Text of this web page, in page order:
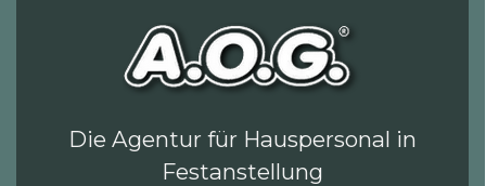
Die Agentur für Hauspersonal in
Festanstellung